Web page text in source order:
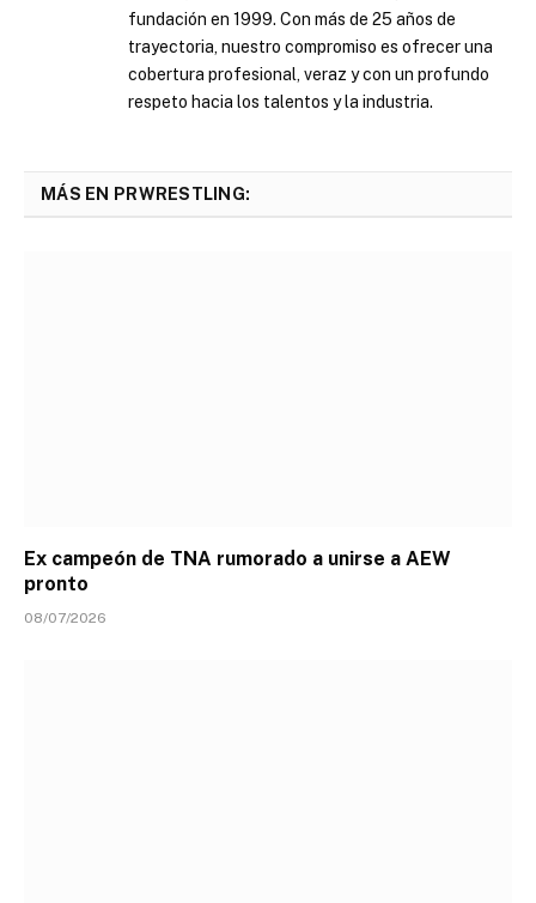
fundación en 1999. Con más de 25 años de
trayectoria, nuestro compromiso es ofrecer una
cobertura profesional, veraz y con un profundo
respeto hacia los talentos y la industria.
MÁS EN PRWRESTLING:
Ex campeón de TNA rumorado a unirse a AEW
pronto
08/07/2026